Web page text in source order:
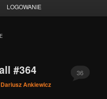
LOGOWANIE
#364
Dariusz Ankiewicz
36